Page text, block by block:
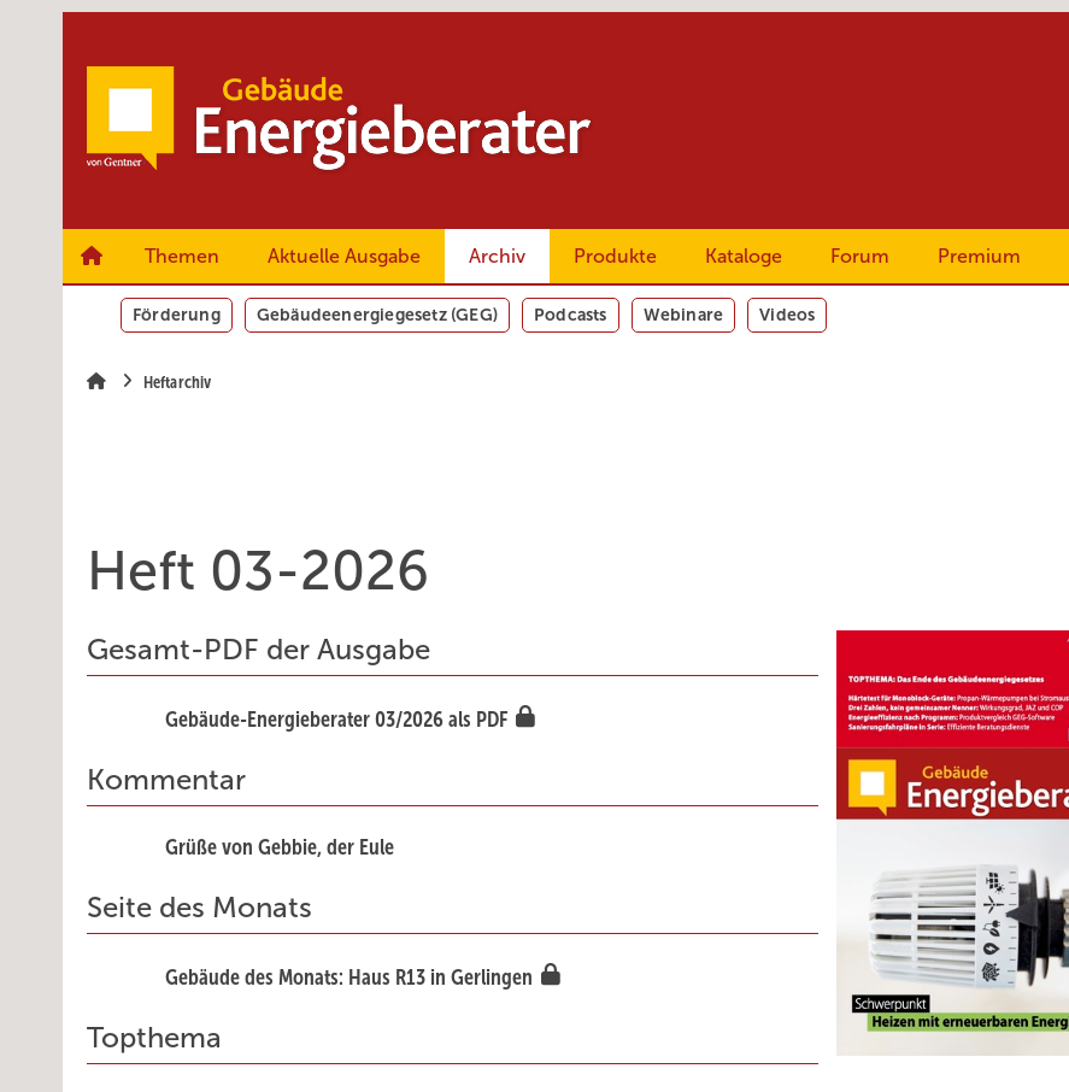
Themen Aktuelle Ausgabe Archiv Produkte Kataloge Forum Premium
Förderung Gebäudeenergiegesetz (GEG) Podcasts Webinare Videos
Heftarchiv
Heft 03-2026
Gesamt-PDF der Ausgabe
Gebäude-Energieberater 03/2026 als PDF
Kommentar
Grüße von Gebbie, der Eule
Seite des Monats
Gebäude des Monats: Haus R13 in Gerlingen
Topthema